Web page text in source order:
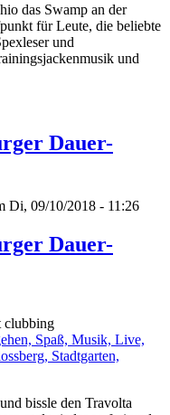
das Swamp an der
für Leute, die beliebte
und
und
Dauer-
Di, 09/10/2018 - 11:26
Dauer-
clubbing
bissle den Travolta